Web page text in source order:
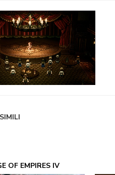
OF EMPIRES IV